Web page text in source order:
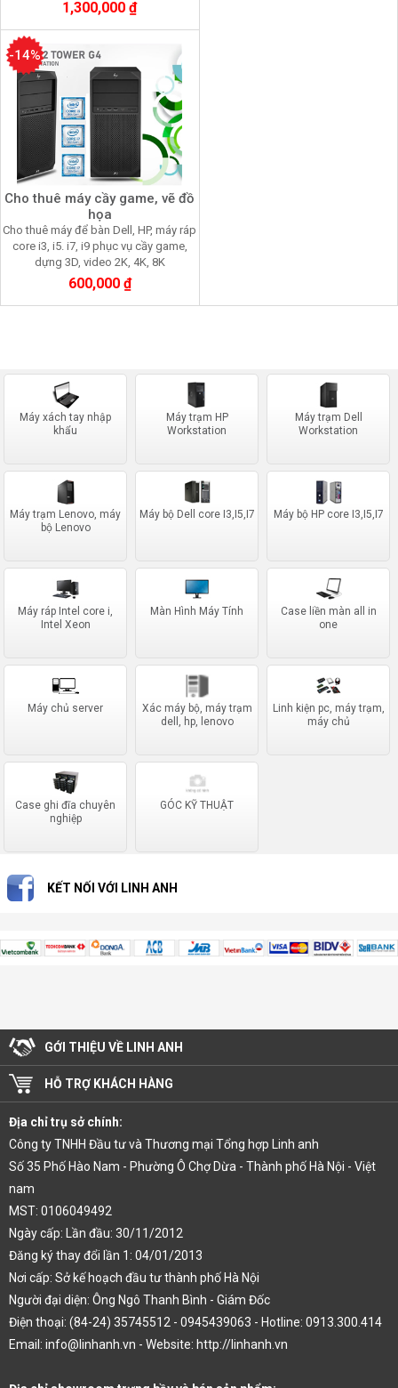
1,300,000 ₫
Cho thuê máy cầy game, vẽ đồ
họa
Cho thuê máy để bàn Dell, HP, máy ráp
core i3, i5. i7, i9 phục vụ cầy game,
dựng 3D, video 2K, 4K, 8K
600,000 ₫
-14%
Máy xách tay nhập
khẩu
Máy trạm HP
Workstation
Máy trạm Dell
Workstation
Máy trạm Lenovo, máy
bộ Lenovo
Máy bộ Dell core I3,I5,I7 Máy bộ HP core I3,I5,I7
Máy ráp Intel core i,
Intel Xeon
Màn Hình Máy Tính
Case liền màn all in
one
Máy chủ server
Xác máy bộ, máy trạm
dell, hp, lenovo
Linh kiện pc, máy trạm,
máy chủ
Case ghi đĩa chuyên
nghiệp
GÓC KỸ THUẬT
KẾT NỐI VỚI LINH ANH
GỚI THIỆU VỀ LINH ANH
HỖ TRỢ KHÁCH HÀNG
Địa chỉ trụ sở chính:
Công ty TNHH Đầu tư và Thương mại Tổng hợp Linh anh
Số 35 Phố Hào Nam - Phường Ô Chợ Dừa - Thành phố Hà Nội - Việt
nam
MST: 0106049492
Ngày cấp: Lần đầu: 30/11/2012
Đăng ký thay đổi lần 1: 04/01/2013
Nơi cấp: Sở kế hoạch đầu tư thành phố Hà Nội
Người đại diện: Ông Ngô Thanh Bình - Giám Đốc
Điện thoại: (84-24) 35745512 - 0945439063 - Hotline: 0913.300.414
Email: info@linhanh.vn - Website: http://linhanh.vn